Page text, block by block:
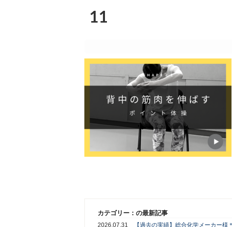
11
カテゴリー：の最新記事
2026.07.31 【過去の実績】総合化学メーカー